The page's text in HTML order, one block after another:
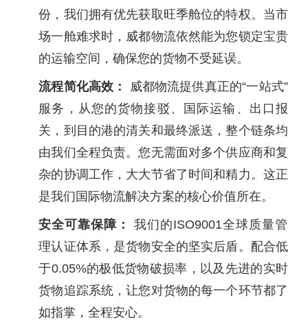
份，我们拥有优先获取旺季舱位的特权。当市
场一舱难求时，威都物流依然能为您锁定宝贵
的运输空间，确保您的货物不受延误。
流程简化高效：
威都物流提供真正的“一站式”
服务，从您的货物接驳、国际运输、出口报
关，到目的港的清关和最终派送，整个链条均
由我们全程负责。您无需面对多个供应商和复
杂的协调工作，大大节省了时间和精力。这正
是我们国际物流解决方案的核心价值所在。
安全可靠保障：我们的ISO9001全球质量管
理认证体系，是货物安全的坚实后盾。配合低
于0.05%的极低货物破损率，以及先进的实时
货物追踪系统，让您对货物的每一个环节都了
如指掌，全程安心。